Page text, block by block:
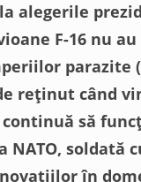
alegerile
F-16 nu
parazite
reținut când
să
soldată
în